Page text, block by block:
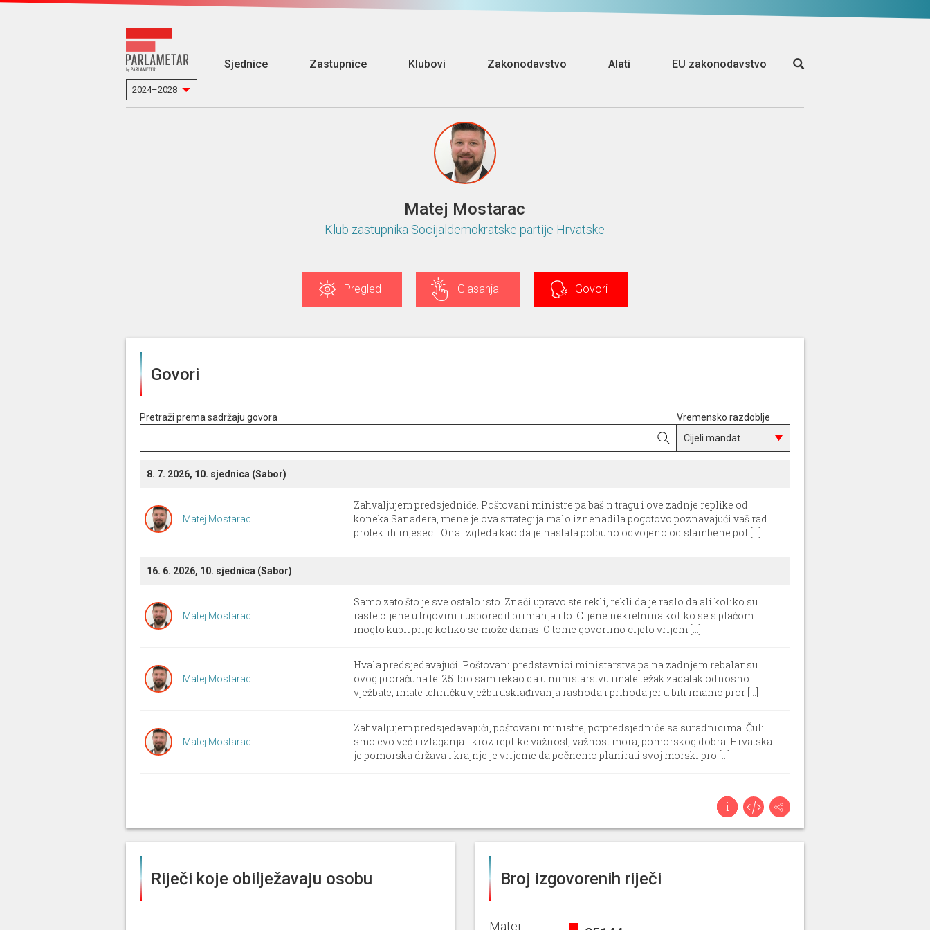
Sjednice Zastupnice Klubovi Zakonodavstvo Alati EU zakonodavstvo
Matej Mostarac
Klub zastupnika Socijaldemokratske partije Hrvatske
Pregled Glasanja Govori
Govori
Pretraži prema sadržaju govora Vremensko razdoblje
8. 7. 2026, 10. sjednica (Sabor)
Matej Mostarac
Zahvaljujem predsjedniče. Poštovani ministre pa baš n tragu i ove zadnje replike od
koneka Sanadera, mene je ova strategija malo iznenadila pogotovo poznavajući vaš rad
proteklih mjeseci. Ona izgleda kao da je nastala potpuno odvojeno od stambene pol [...]
16. 6. 2026, 10. sjednica (Sabor)
Matej Mostarac
Samo zato što je sve ostalo isto. Znači upravo ste rekli, rekli da je raslo da ali koliko su
rasle cijene u trgovini i usporedit primanja i to. Cijene nekretnina koliko se s plaćom
moglo kupit prije koliko se može danas. O tome govorimo cijelo vrijem [...]
Matej Mostarac
Hvala predsjedavajući. Poštovani predstavnici ministarstva pa na zadnjem rebalansu
ovog proračuna te '25. bio sam rekao da u ministarstvu imate težak zadatak odnosno
vježbate, imate tehničku vježbu usklađivanja rashoda i prihoda jer u biti imamo pror [...]
Matej Mostarac
Zahvaljujem predsjedavajući, poštovani ministre, potpredsjedniče sa suradnicima. Čuli
smo evo već i izlaganja i kroz replike važnost, važnost mora, pomorskog dobra. Hrvatska
je pomorska država i krajnje je vrijeme da počnemo planirati svoj morski pro [...]
Zahvaljujem predsjedniče. Poštovani ministri, suradnici, podržavam uređivanje
prostora i donošenje ovog plana a moje pitanje će ići malo više u tehničkom smjeru.
Interesira me s obzirom na i rokove koje ste sami rekli da ste krajem prosinca donijeli
[...]
19. 5. 2026, 10. sjednica (Sabor)
Zahvaljujem predsjedniče. Državni tajniče, suradnici, administrativno opterećenje baš i
Riječi koje obilježavaju osobu Broj izgovorenih riječi
Matej